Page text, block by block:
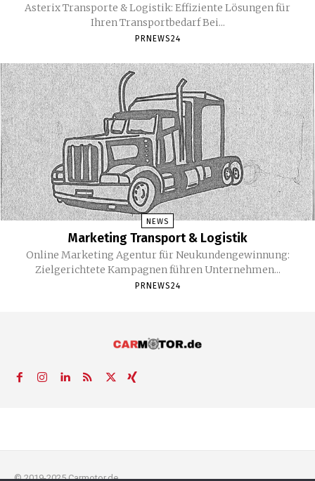
Asterix Transporte & Logistik: Effiziente Lösungen für
Ihren Transportbedarf Bei...
PRNEWS24
NEWS
Marketing Transport & Logistik
Online Marketing Agentur für Neukundengewinnung:
Zielgerichtete Kampagnen führen Unternehmen...
PRNEWS24
© 2019-2025 Carmotor.de